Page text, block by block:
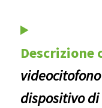
Descrizione
dispositivo